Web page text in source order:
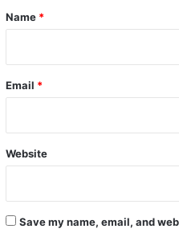
*
Name *
Email *
Website
Save my name, email, and